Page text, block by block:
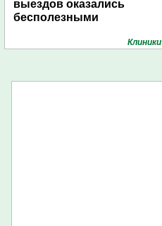
выездов оказались
бесполезными
Клиники